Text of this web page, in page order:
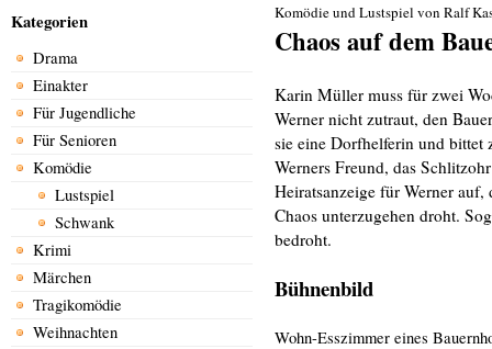
Kategorien
Drama
Einakter
Für Jugendliche
Für Senioren
Komödie
Lustspiel
Schwank
Krimi
Märchen
Tragikomödie
Weihnachten
Komödie und Lustspiel von Ralf
Chaos auf dem
Karin Müller muss für zwei
Werner nicht zutraut, den
sie eine Dorfhelferin und bittet
Werners Freund, das
Heiratsanzeige für Werner
Chaos unterzugehen droht.
bedroht.
Bühnenbild
Wohn-Esszimmer eines